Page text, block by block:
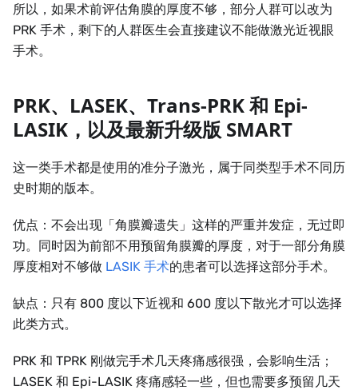
所以，如果术前评估角膜的厚度不够，部分人群可以改为
PRK 手术，剩下的人群医生会直接建议不能做激光近视眼
手术。
PRK、LASEK、Trans-PRK 和 Epi-
LASIK，以及最新升级版 SMART
这一类手术都是使用的准分子激光，属于同类型手术不同历
史时期的版本。
优点：不会出现「角膜瓣遗失」这样的严重并发症，无过即
功。同时因为前部不用预留角膜瓣的厚度，对于一部分角膜
厚度相对不够做 LASIK 手术的患者可以选择这部分手术。
缺点：只有 800 度以下近视和 600 度以下散光才可以选择
此类方式。
PRK 和 TPRK 刚做完手术几天疼痛感很强，会影响生活；
LASEK 和 Epi-LASIK 疼痛感轻一些，但也需要多预留几天